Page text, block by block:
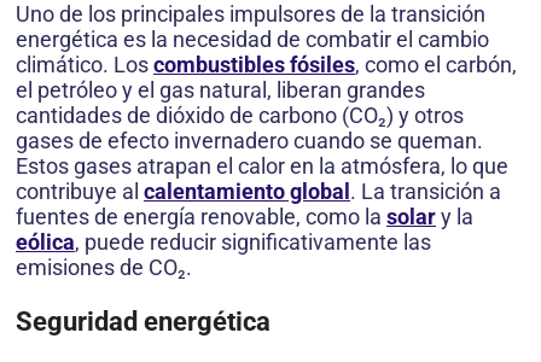
Uno de los principales impulsores de la transición
energética es la necesidad de combatir el cambio
climático. Loscombustibles fósiles, como el carbón,
el petróleo y el gas natural, liberan grandes
cantidades de dióxido de carbono (CO₂) y otros
gases de efecto invernadero cuando se queman.
Estos gases atrapan el calor en la atmósfera, lo que
contribuye al calentamiento global . La transición a
fuentes de energía renovable, como la solary la
eólica, puede reducir significativamente las
emisiones de CO₂.
Seguridad energética